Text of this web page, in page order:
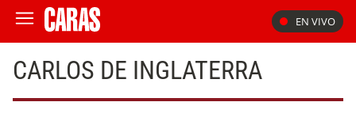
EN VIVO
CARLOS DE INGLATERRA